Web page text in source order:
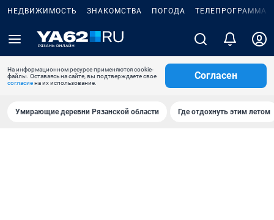
НЕДВИЖИМОСТЬ ЗНАКОМСТВА ПОГОДА ТЕЛЕПРОГРАММА
На информационном ресурсе применяются cookie-
файлы. Оставаясь на сайте, вы подтверждаете свое
согласиена их использование.
Согласен
Умирающие деревни Рязанской области Где отдохнуть этим летом